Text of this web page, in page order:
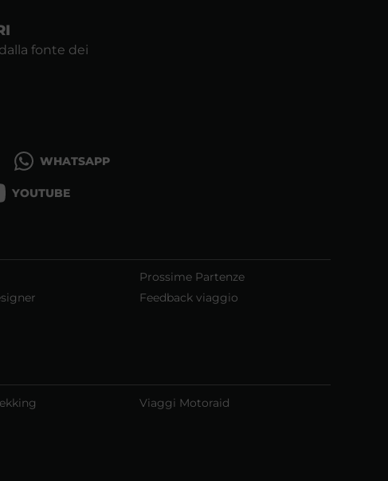
fonte dei
WHATSAPP
YOUTUBE
Prossime Partenze
Feedback viaggio
Viaggi Motoraid